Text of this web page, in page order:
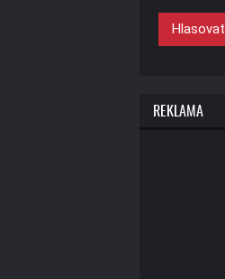
Hlasovat
REKLAMA